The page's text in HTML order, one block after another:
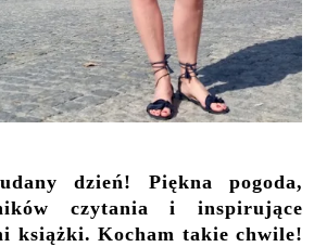
dzień! Piękna pogoda,
czytania i inspirujące
książki. Kocham takie chwile!